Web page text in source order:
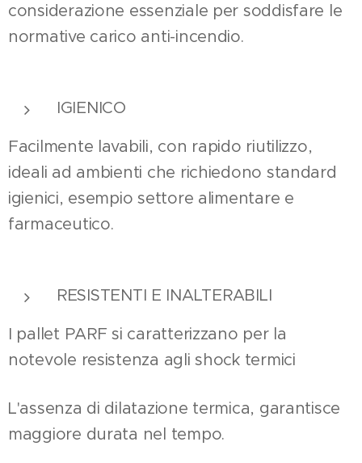
considerazione essenziale per soddisfare le
normative carico anti-incendio.
IGIENICO
Facilmente lavabili, con rapido riutilizzo,
ideali ad ambienti che richiedono standard
igienici, esempio settore alimentare e
farmaceutico.
RESISTENTI E INALTERABILI
I pallet PARF si caratterizzano per la
notevole resistenza agli shock termici
L'assenza di dilatazione termica, garantisce
maggiore durata nel tempo.